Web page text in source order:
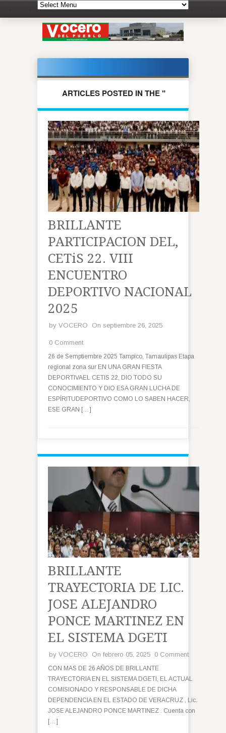
ARTICLES POSTED IN THE "
NACIONALES " CATEGORY
BRILLANTE
PARTICIPACION DEL,
CETiS 22. VIII
ENCUENTRO
DEPORTIVO NACIONAL
2025
by VOCERO On septiembre 26, 2025
0 Comment
26 de Semptiembre 2025 Tampico, Tamaulipas Etapa
regional zona sur EN UNA GRAN FIESTA
DEPORTIVAEL CETIS 22, DIO TODO SU
CONOCIMIENTO Y DIO ESA GRAN LUCHA DE
ESPÍRITUDEPORTIVO COMO LO SABEN HACER,
ESE GRAN […]
BRILLANTE
TRAYECTORIA DE LIC.
JOSE ALEJANDRO
PONCE MARTINEZ EN
EL SISTEMA DGETI
by VOCERO On febrero 05, 2025 0 Comment
CON MAS DE 26 AÑOS DE BRILLANTE
TRAYECTORIA EN EL SISTEMA DGETI, EL ACTUAL
COMISIONADO Y RESPONSABLE DE DICHA
DEPENDENCIA EN EL ESTADO DE VERACRUZ , Lic.
JOSE ALEJANDRO PONCE MARTINEZ . Cuenta con
[…]